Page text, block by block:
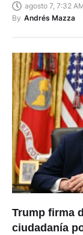
agosto 7, 7:32
By Andrés Mazza
Trump firma
ciudadanía